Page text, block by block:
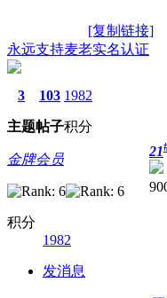
[复制链接]
永远支持麦老实名认证
3
主题
103
帖子
1982
积分
金牌会员
积分
1982
发消息
21